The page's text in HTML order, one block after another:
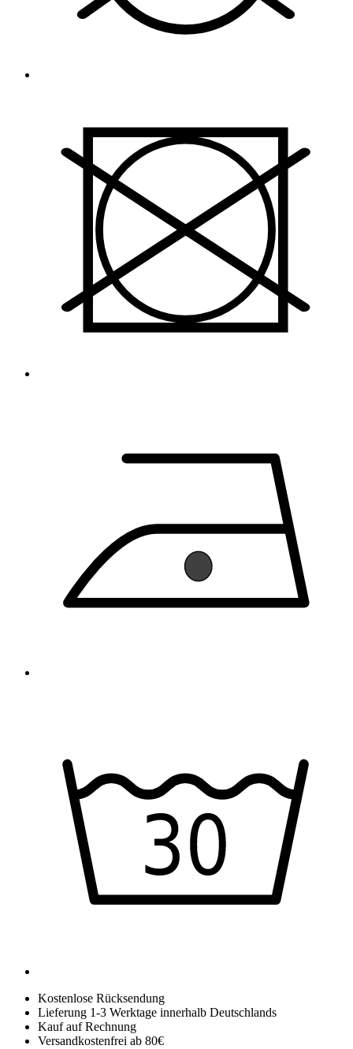
Kostenlose Rücksendung
Lieferung 1-3 Werktage innerhalb Deutschlands
Kauf auf Rechnung
Versandkostenfrei ab 80€